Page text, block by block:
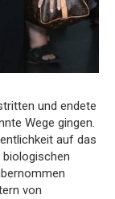
und endete
Wege gingen.
auf das
biologischen
von